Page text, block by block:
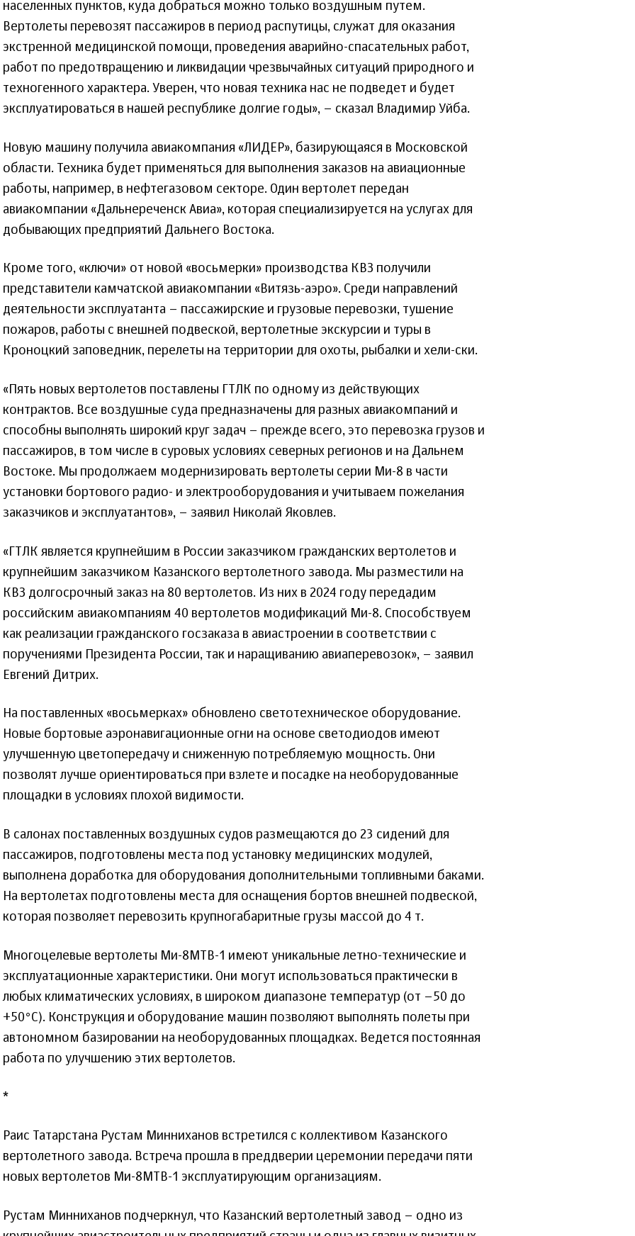
населенных пунктов, куда добраться можно только воздушным путем.
Вертолеты перевозят пассажиров в период распутицы, служат для оказания
экстренной медицинской помощи, проведения аварийно-спасательных работ,
работ по предотвращению и ликвидации чрезвычайных ситуаций природного и
техногенного характера. Уверен, что новая техника нас не подведет и будет
эксплуатироваться в нашей республике долгие годы», – сказал Владимир Уйба.
Новую машину получила авиакомпания «ЛИДЕР», базирующаяся в Московской
области. Техника будет применяться для выполнения заказов на авиационные
работы, например, в нефтегазовом секторе. Один вертолет передан
авиакомпании «Дальнереченск Авиа», которая специализируется на услугах для
добывающих предприятий Дальнего Востока.
Кроме того, «ключи» от новой «восьмерки» производства КВЗ получили
представители камчатской авиакомпании «Витязь-аэро». Среди направлений
деятельности эксплуатанта – пассажирские и грузовые перевозки, тушение
пожаров, работы с внешней подвеской, вертолетные экскурсии и туры в
Кроноцкий заповедник, перелеты на территории для охоты, рыбалки и хели-ски.
«Пять новых вертолетов поставлены ГТЛК по одному из действующих
контрактов. Все воздушные суда предназначены для разных авиакомпаний и
способны выполнять широкий круг задач – прежде всего, это перевозка грузов и
пассажиров, в том числе в суровых условиях северных регионов и на Дальнем
Востоке. Мы продолжаем модернизировать вертолеты серии Ми-8 в части
установки бортового радио- и электрооборудования и учитываем пожелания
заказчиков и эксплуатантов», – заявил Николай Яковлев.
«ГТЛК является крупнейшим в России заказчиком гражданских вертолетов и
крупнейшим заказчиком Казанского вертолетного завода. Мы разместили на
КВЗ долгосрочный заказ на 80 вертолетов. Из них в 2024 году передадим
российским авиакомпаниям 40 вертолетов модификаций Ми-8. Способствуем
как реализации гражданского госзаказа в авиастроении в соответствии с
поручениями Президента России, так и наращиванию авиаперевозок», – заявил
Евгений Дитрих.
На поставленных «восьмерках» обновлено светотехническое оборудование.
Новые бортовые аэронавигационные огни на основе светодиодов имеют
улучшенную цветопередачу и сниженную потребляемую мощность. Они
позволят лучше ориентироваться при взлете и посадке на необорудованные
площадки в условиях плохой видимости.
В салонах поставленных воздушных судов размещаются до 23 сидений для
пассажиров, подготовлены места под установку медицинских модулей,
выполнена доработка для оборудования дополнительными топливными баками.
На вертолетах подготовлены места для оснащения бортов внешней подвеской,
которая позволяет перевозить крупногабаритные грузы массой до 4 т.
Многоцелевые вертолеты Ми-8МТВ-1 имеют уникальные летно-технические и
эксплуатационные характеристики. Они могут использоваться практически в
любых климатических условиях, в широком диапазоне температур (от –50 до
+50°C). Конструкция и оборудование машин позволяют выполнять полеты при
автономном базировании на необорудованных площадках. Ведется постоянная
работа по улучшению этих вертолетов.
*
Раис Татарстана Рустам Минниханов встретился с коллективом Казанского
вертолетного завода. Встреча прошла в преддверии церемонии передачи пяти
новых вертолетов Ми-8МТВ-1 эксплуатирующим организациям.
Рустам Минниханов подчеркнул, что Казанский вертолетный завод – одно из